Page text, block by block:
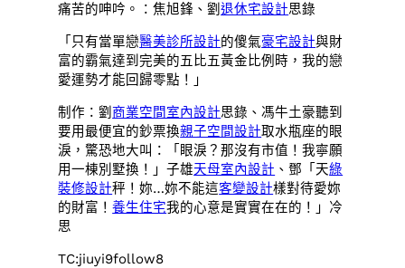
痛苦的呻吟。：焦旭鋒、劉退休宅設計思錄
「只有當單戀醫美診所設計的傻氣豪宅設計與財
富的霸氣達到完美的五比五黃金比例時，我的戀
愛運勢才能回歸零點！」
制作：劉商業空間室內設計思錄、馮牛土豪聽到
要用最便宜的鈔票換親子空間設計取水瓶座的眼
淚，驚恐地大叫：「眼淚？那沒有市值！我寧願
用一棟別墅換！」子雄天母室內設計 、鄧「天綠
裝修設計秤！妳…妳不能這客變設計樣對待愛妳
的財富！養生住宅我的心意是實實在在的！」冷
思
TC:jiuyi9follow8